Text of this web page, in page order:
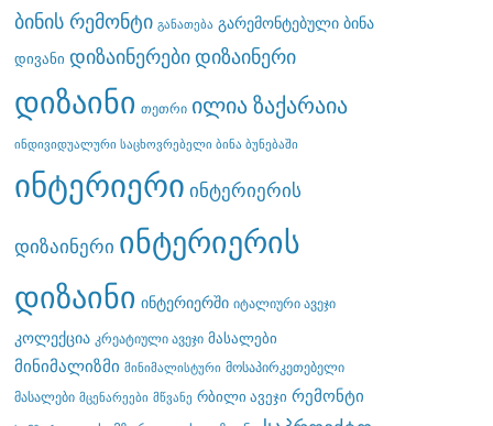
ბინის რემონტი განათება გარემონტებული ბინა
დივანი დიზაინერებიდიზაინერი
დიზაინი თეთრი ილია ზაქარაია
ინდივიდუალური საცხოვრებელი ბინა ბუნებაში
ინტერიერი ინტერიერის
დიზაინერი ინტერიერის
დიზაინი ინტერიერში იტალიური ავეჯი
კოლექცია კრეატიული ავეჯი მასალები
მინიმალიზმი მინიმალისტური მოსაპირკეთებელი
მასალები მცენარეები მწვანე რბილი ავეჯი რემონტი